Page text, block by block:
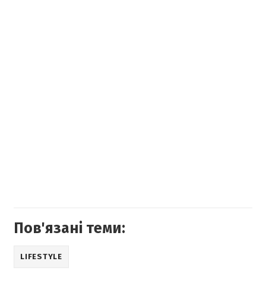
Пов'язані теми:
LIFESTYLE